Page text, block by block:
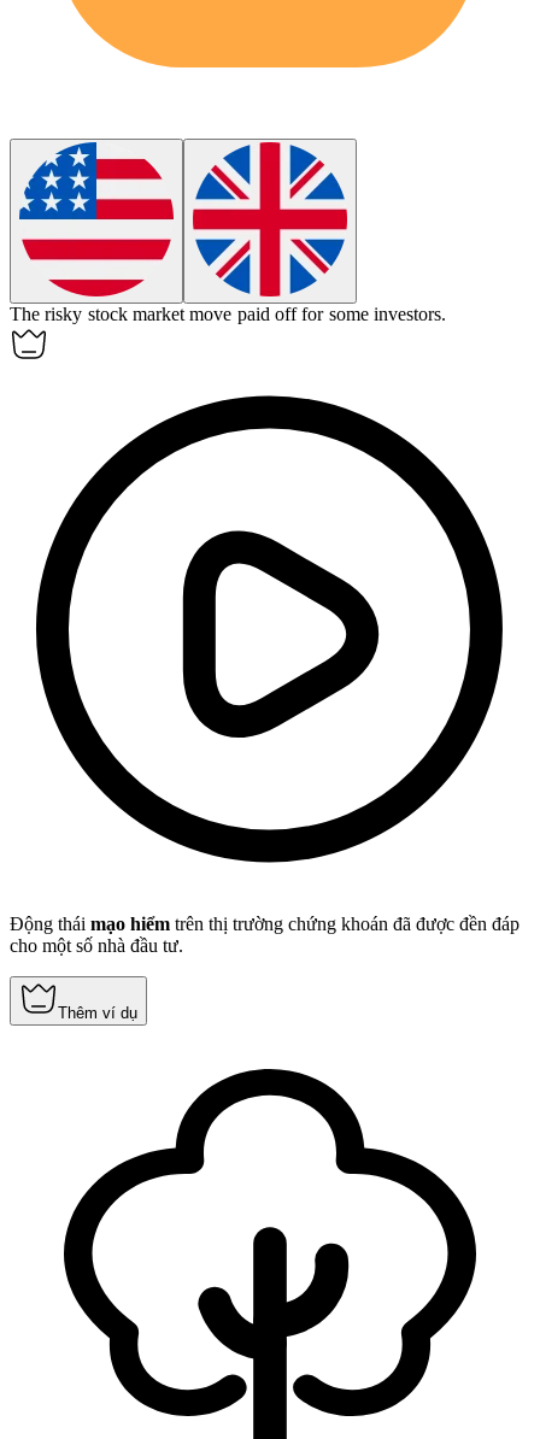
Therisky stock market move paid off for some investors.
Động thái mạo hiểm trên thị trường chứng khoán đã được đền đáp
cho một số nhà đầu tư.
Thêm ví dụ